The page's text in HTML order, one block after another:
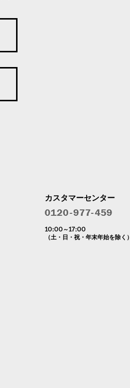
カスタマーセンター
10:00～17:00
（土・日・祝・年末年始を除く）